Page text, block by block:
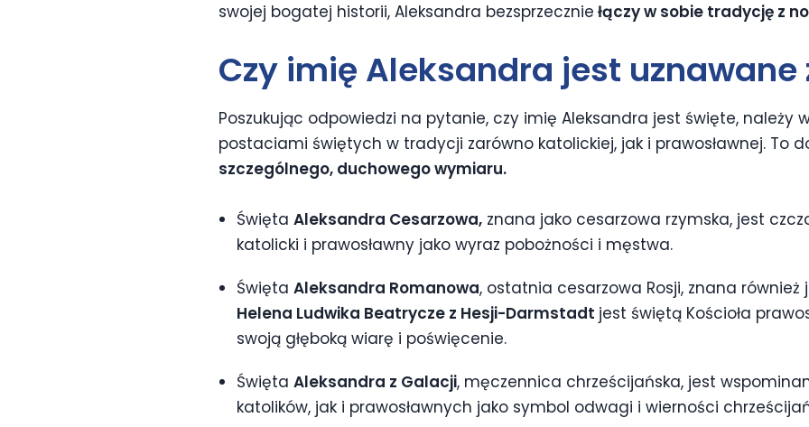
swojej bogatej historii, Aleksandra bezsprzecznie łączy w sobie tradycję z
Czy imię Aleksandra jest uznawane
Poszukując odpowiedzi na pytanie, czy imię Aleksandra jest święte, należy
postaciami świętych w tradycji zarówno katolickiej, jak i prawosławnej. To
szczególnego, duchowego wymiaru.
Święta Aleksandra Cesarzowa, znana jako cesarzowa rzymska, jest
katolicki i prawosławny jako wyraz pobożności i męstwa.
Święta Aleksandra Romanowa, ostatnia cesarzowa Rosji, znana również
Helena Ludwika Beatrycze z Hesji-Darmstadt jest świętą Kościoła
swoją głęboką wiarę i poświęcenie.
Święta Aleksandra z Galacji, męczennica chrześcijańska, jest
katolików, jak i prawosławnych jako symbol odwagi i wierności